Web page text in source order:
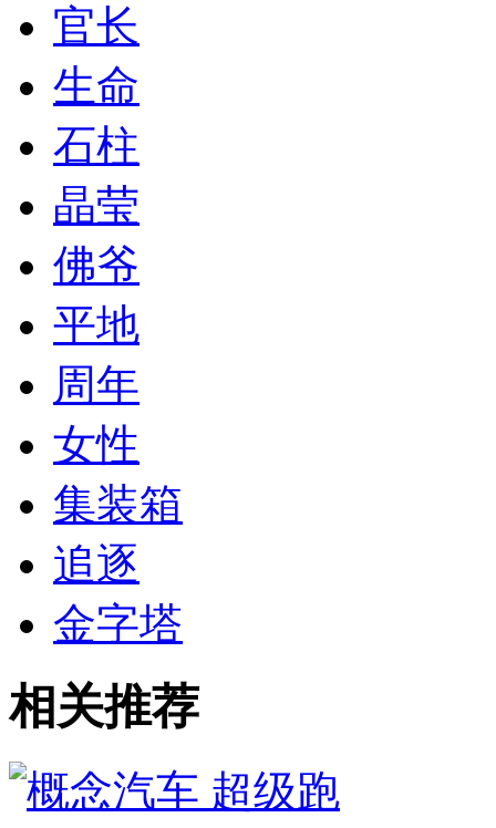
官长
生命
石柱
晶莹
佛爷
平地
周年
女性
集装箱
追逐
金字塔
相关推荐